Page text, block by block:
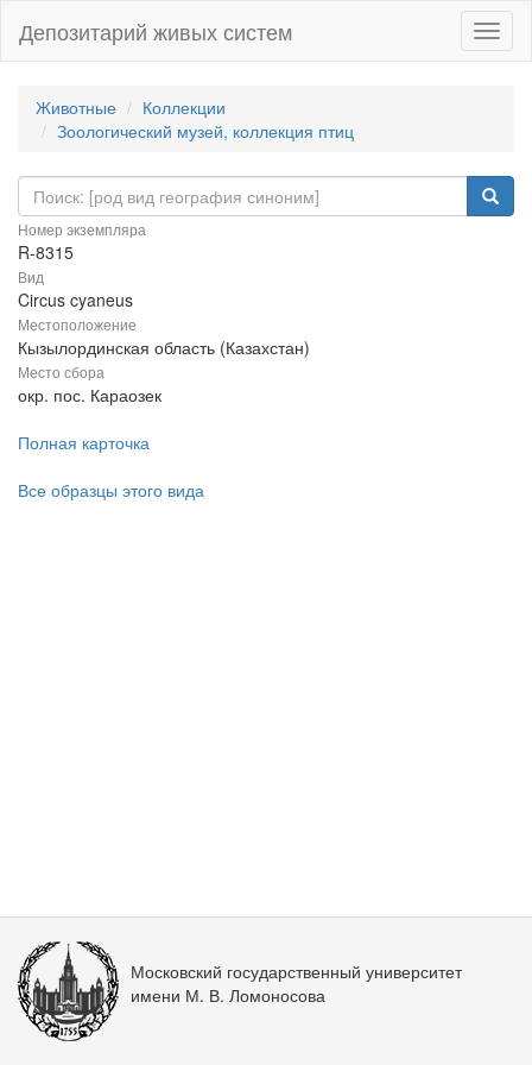
Депозитарий живых систем
Животные
Коллекции
Зоологический музей, коллекция птиц
Номер экземпляра
R-8315
Вид
Circus cyaneus
Местоположение
Кызылординская область (Казахстан)
Место сбора
окр. пос. Караозек
Полная карточка
Все образцы этого вида
Московский государственный университет
имени М. В. Ломоносова